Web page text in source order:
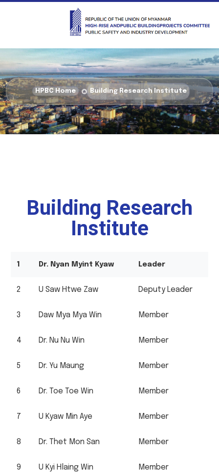
HPBC Home Building Research Institute
Building Research
Institute
1 Dr. Nyan Myint Kyaw Leader
2 U Saw Htwe Zaw Deputy Leader
3 Daw Mya Mya Win Member
4 Dr. Nu Nu Win Member
5 Dr. Yu Maung Member
6 Dr. Toe Toe Win Member
7 U Kyaw Min Aye Member
8 Dr. Thet Mon San Member
9 U Kyi Hlaing Win Member